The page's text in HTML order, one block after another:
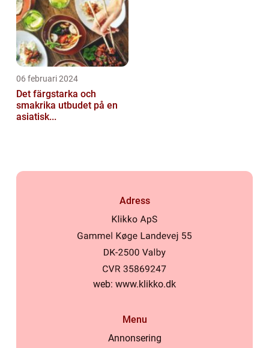
06 februari 2024
Det färgstarka och
smakrika utbudet på en
asiatisk...
Adress
web: www.klikko.dk
Menu
Annonsering